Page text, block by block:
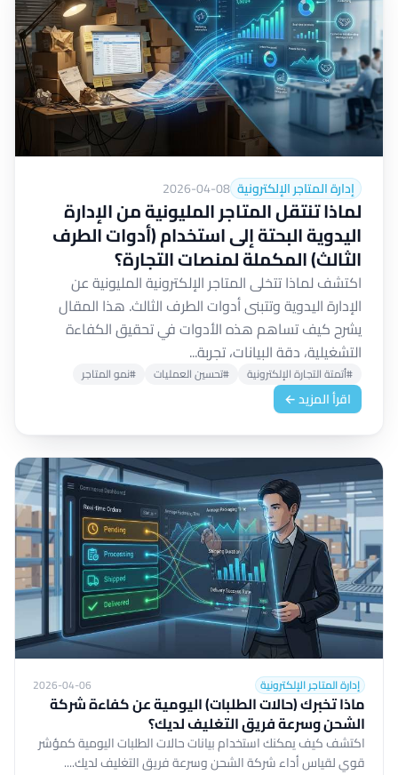
إدارة المتاجر الإلكترونية 2026-04-08
لماذا تنتقل المتاجر المليونية من الإدارة
اليدوية البحتة إلى استخدام (أدوات الطرف
الثالث) المكملة لمنصات التجارة؟
اكتشف لماذا تتخلى المتاجر الإلكترونية المليونية عن
الإدارة اليدوية وتتبنى أدوات الطرف الثالث. هذا المقال
يشرح كيف تساهم هذه الأدوات في تحقيق الكفاءة
التشغيلية، دقة البيانات، تجربة...
#أتمتة التجارة الإلكترونية #تحسين العمليات #نمو المتاجر
اقرأ المزيد ←
إدارة المتاجر الإلكترونية 2026-04-06
ماذا تخبرك (حالات الطلبات) اليومية عن كفاءة شركة
الشحن وسرعة فريق التغليف لديك؟
اكتشف كيف يمكنك استخدام بيانات حالات الطلبات اليومية كمؤشر
قوي لقياس أداء شركة الشحن وسرعة فريق التغليف لديك....